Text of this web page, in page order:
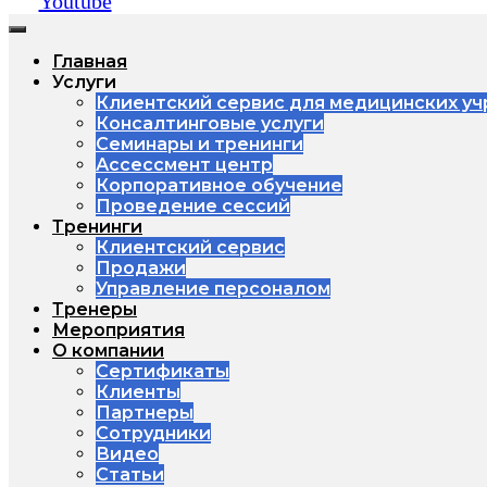
Главная
Услуги
Клиентский сервис для медицинских
Консалтинговые услуги
Семинары и тренинги
Ассессмент центр
Корпоративное обучение
Проведение сессий
Тренинги
Клиентский сервис
Продажи
Управление персоналом
Тренеры
Мероприятия
О компании
Сертификаты
Клиенты
Партнеры
Сотрудники
Видео
Статьи